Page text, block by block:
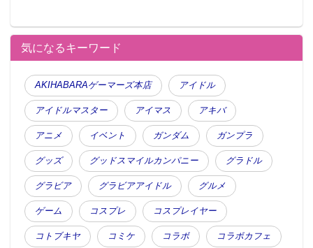
気になるキーワード
AKIHABARAゲーマーズ本店 アイドル
アイドルマスター アイマス アキバ
アニメ イベント ガンダム ガンプラ
グッズ グッドスマイルカンパニー グラドル
グラビア グラビアアイドル グルメ
ゲーム コスプレ コスプレイヤー
コトブキヤ コミケ コラボ コラボカフェ